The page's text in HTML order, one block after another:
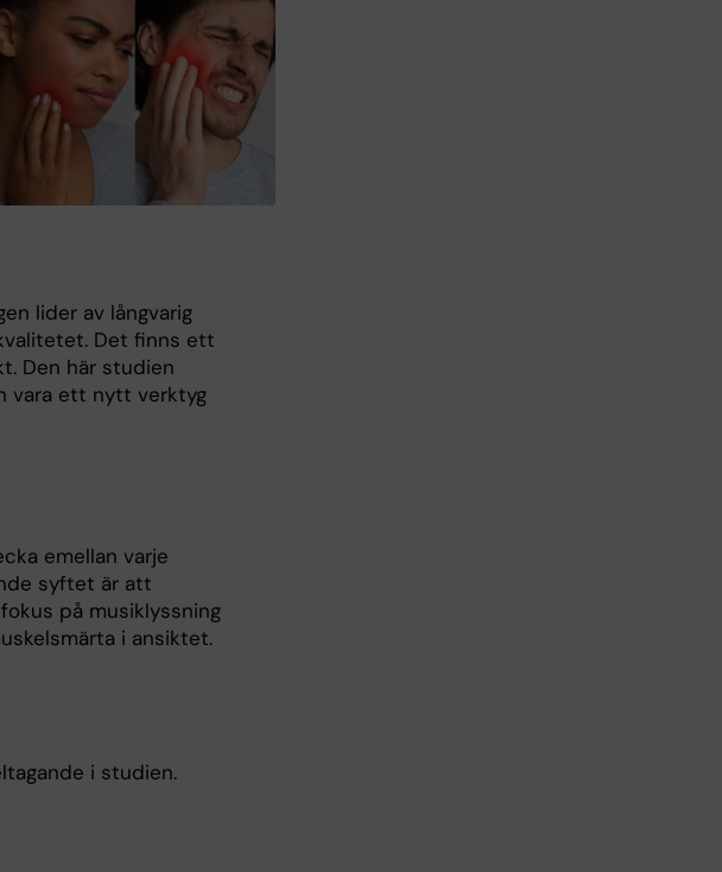
lider av långvarig
Det finns ett
Den här studien
vara ett nytt verktyg
emellan varje
syftet är att
på musiklyssning
i ansiktet.
i studien.